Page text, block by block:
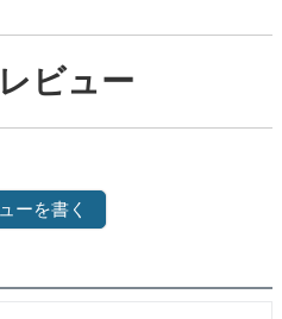
ビュー
ーを書く